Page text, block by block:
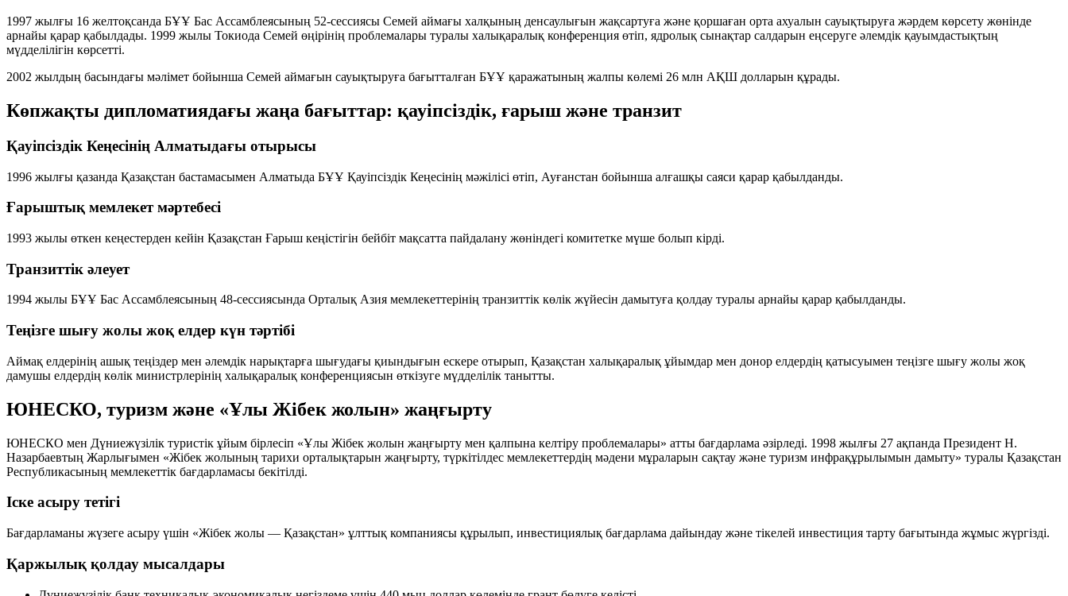
1997 жылғы 16 желтоқсанда БҰҰ Бас Ассамблеясының 52-сессиясы Семей аймағы халқының денсаулығын жақсартуға және қоршаған орта ахуалын сауықтыруға жәрдем көрсету жөнінде
арнайы қарар қабылдады. 1999 жылы Токиода Семей өңірінің проблемалары туралы халықаралық конференция өтіп, ядролық сынақтар салдарын еңсеруге әлемдік қауымдастықтың
мүдделілігін көрсетті.
2002 жылдың басындағы мәлімет бойынша Семей аймағын сауықтыруға бағытталған БҰҰ қаражатының жалпы көлемі 26 млн АҚШ долларын құрады.
Көпжақты дипломатиядағы жаңа бағыттар: қауіпсіздік, ғарыш және транзит
Қауіпсіздік Кеңесінің Алматыдағы отырысы
1996 жылғы қазанда Қазақстан бастамасымен Алматыда БҰҰ Қауіпсіздік Кеңесінің мәжілісі өтіп, Ауғанстан бойынша алғашқы саяси қарар қабылданды.
Ғарыштық мемлекет мәртебесі
1993 жылы өткен кеңестерден кейін Қазақстан Ғарыш кеңістігін бейбіт мақсатта пайдалану жөніндегі комитетке мүше болып кірді.
Транзиттік әлеует
1994 жылы БҰҰ Бас Ассамблеясының 48-сессиясында Орталық Азия мемлекеттерінің транзиттік көлік жүйесін дамытуға қолдау туралы арнайы қарар қабылданды.
Теңізге шығу жолы жоқ елдер күн тәртібі
Аймақ елдерінің ашық теңіздер мен әлемдік нарықтарға шығудағы қиындығын ескере отырып, Қазақстан халықаралық ұйымдар мен донор елдердің қатысуымен теңізге шығу жолы жоқ
дамушы елдердің көлік министрлерінің халықаралық конференциясын өткізуге мүдделілік танытты.
ЮНЕСКО, туризм және «Ұлы Жібек жолын» жаңғырту
ЮНЕСКО мен Дүниежүзілік туристік ұйым бірлесіп «Ұлы Жібек жолын жаңғырту мен қалпына келтіру проблемалары» атты бағдарлама әзірледі. 1998 жылғы 27 ақпанда Президент Н.
Назарбаевтың Жарлығымен «Жібек жолының тарихи орталықтарын жаңғырту, түркітілдес мемлекеттердің мәдени мұраларын сақтау және туризм инфрақұрылымын дамыту» туралы Қазақстан
Республикасының мемлекеттік бағдарламасы бекітілді.
Іске асыру тетігі
Бағдарламаны жүзеге асыру үшін «Жібек жолы — Қазақстан» ұлттық компаниясы құрылып, инвестициялық бағдарлама дайындау және тікелей инвестиция тарту бағытында жұмыс жүргізді.
Қаржылық қолдау мысалдары